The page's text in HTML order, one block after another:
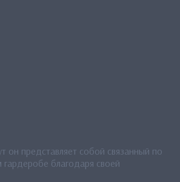
представляет собой связанный по
благодаря своей